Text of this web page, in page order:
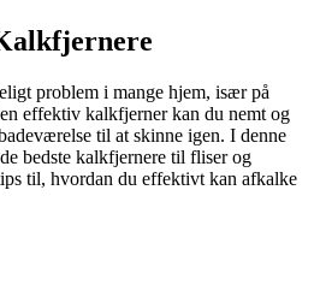
problem i mange hjem, især på
effektiv kalkfjerner kan du nemt og
til at skinne igen. I denne
bedste kalkfjernere til fliser og
til, hvordan du effektivt kan afkalke